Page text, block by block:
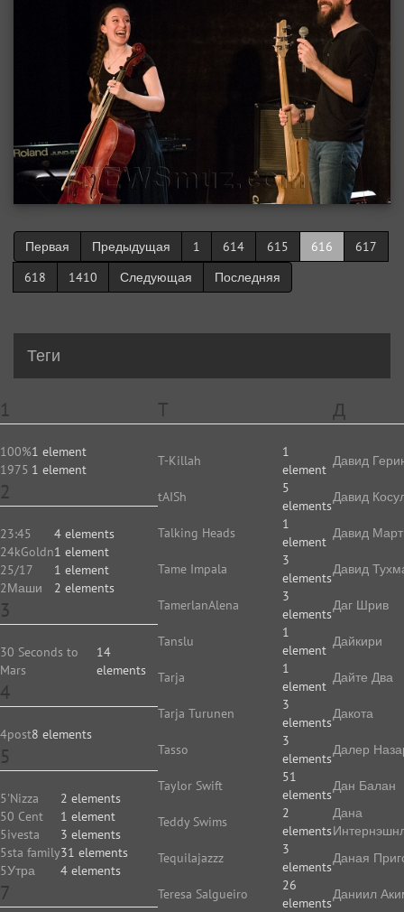
Первая Предыдущая 1 614 615 616
617
618
1410 Следующая Последняя
Теги
1
100%1 element
1975 1 element
2
23:45
4 elements
24kGoldn1 element
25/17
1 element
2Маши
2 elements
3
30 Seconds to
Mars
14
elements
4
4post8 elements
5
5'Nizza
2 elements
50 Cent
1 element
5ivesta
3 elements
5sta family31 elements
5Утра
4 elements
7
T
T-Killah
1
element
tAISh
5
elements
Talking Heads
1
element
Tame Impala
3
elements
TamerlanAlena
3
elements
Tanslu
1
element
Tarja
1
element
Tarja Turunen
3
elements
Tasso
3
elements
Taylor Swift
51
elements
Teddy Swims
2
elements
Tequilajazzz
3
elements
Teresa Salgueiro
26
elements
Д
Давид
Давид
Давид
Давид
Даг Шрив
Дайкири
Дайте Два
Дакота
Далер
Дан Балан
Дана
Даная
Даниил